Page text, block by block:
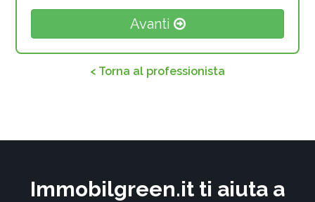
Avanti
< Torna al professionista
Immobilgreen.it ti aiuta a